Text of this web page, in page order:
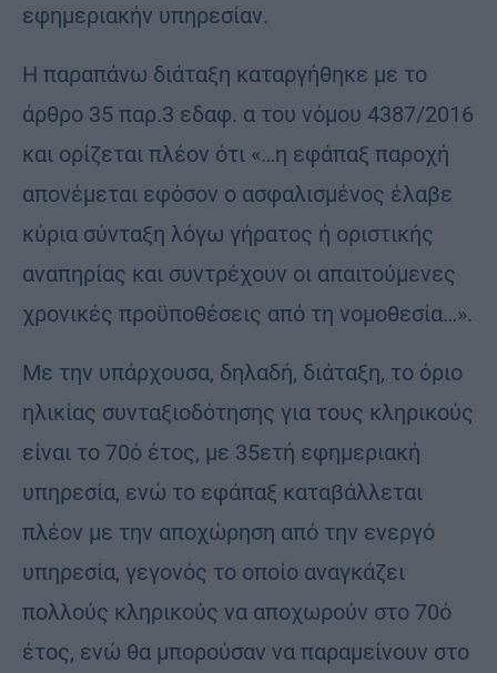
εφημεριακήν υπηρεσίαν.
Η παραπάνω διάταξη καταργήθηκε με το
άρθρο 35 παρ.3 εδαφ. α του νόμου 4387/2016
και ορίζεται πλέον ότι «…η εφάπαξ παροχή
απονέμεται εφόσον ο ασφαλισμένος έλαβε
κύρια σύνταξη λόγω γήρατος ή οριστικής
αναπηρίας και συντρέχουν οι απαιτούμενες
χρονικές προϋποθέσεις από τη νομοθεσία…».
Με την υπάρχουσα, δηλαδή, διάταξη, το όριο
ηλικίας συνταξιοδότησης για τους κληρικούς
είναι το 70ό έτος, με 35ετή εφημεριακή
υπηρεσία, ενώ το εφάπαξ καταβάλλεται
πλέον με την αποχώρηση από την ενεργό
υπηρεσία, γεγονός το οποίο αναγκάζει
πολλούς κληρικούς να αποχωρούν στο 70ό
έτος, ενώ θα μπορούσαν να παραμείνουν στο